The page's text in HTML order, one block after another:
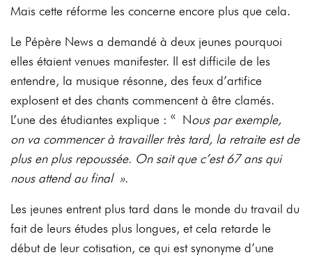
Mais cette réforme les concerne encore plus que cela.
Le Pépère News a demandé à deux jeunes pourquoi
elles étaient venues manifester. Il est difficile de les
entendre, la musique résonne, des feux d’artifice
explosent et des chants commencent à être clamés.
L’une des étudiantes explique : « Nous par exemple,
on va commencer à travailler très tard, la retraite est de
plus en plus repoussée. On sait que c’est 67 ans qui
nous attend au final ».
Les jeunes entrent plus tard dans le monde du travail du
fait de leurs études plus longues, et cela retarde le
début de leur cotisation, ce qui est synonyme d’une